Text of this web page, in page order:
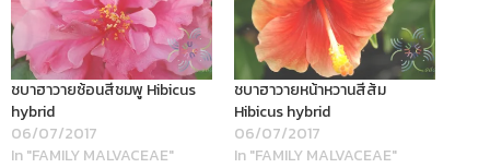
ชบาฮาวายซ้อนสีชมพู Hibicus
hybrid
06/07/2017
In "FAMILY MALVACEAE"
ชบาฮาวายหน้าหวานสีส้ม
Hibicus hybrid
06/07/2017
In "FAMILY MALVACEAE"